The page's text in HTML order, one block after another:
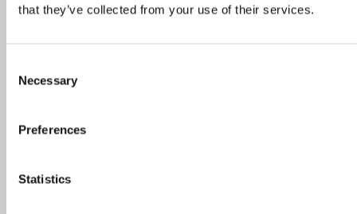
that they’ve collected from your use of their services.
Selection
Necessary
Preferences
Statistics
Foto: Lodgen Spiseri